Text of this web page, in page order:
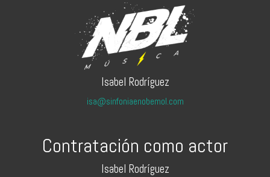
Isabel Rodríguez
isa@sinfoniaenobemol.com
Contratación como actor
Isabel Rodríguez